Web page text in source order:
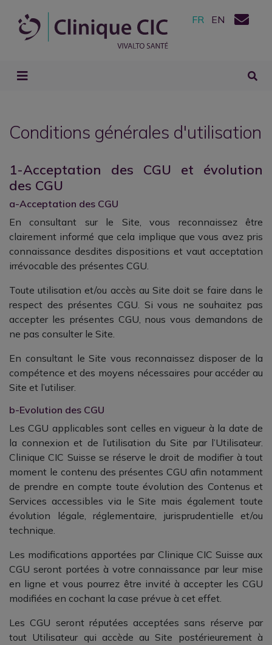
FR EN
Conditions générales d'utilisation
1-Acceptation des CGU et évolution
des CGU
a-Acceptation des CGU
En consultant sur le Site, vous reconnaissez être
clairement informé que cela implique que vous avez pris
connaissance desdites dispositions et vaut acceptation
irrévocable des présentes CGU.
Toute utilisation et/ou accès au Site doit se faire dans le
respect des présentes CGU. Si vous ne souhaitez pas
accepter les présentes CGU, nous vous demandons de
ne pas consulter le Site.
En consultant le Site vous reconnaissez disposer de la
compétence et des moyens nécessaires pour accéder au
Site et l’utiliser.
b-Evolution des CGU
Les CGU applicables sont celles en vigueur à la date de
la connexion et de l’utilisation du Site par l’Utilisateur.
Clinique CIC Suisse se réserve le droit de modifier à tout
moment le contenu des présentes CGU afin notamment
de prendre en compte toute évolution des Contenus et
Services accessibles via le Site mais également toute
évolution légale, réglementaire, jurisprudentielle et/ou
technique.
Les modifications apportées par Clinique CIC Suisse aux
CGU seront portées à votre connaissance par leur mise
en ligne et vous pourrez être invité à accepter les CGU
modifiées en cochant la case prévue à cet effet.
Les CGU seront réputées acceptées sans réserve par
tout Utilisateur qui accède au Site postérieurement à